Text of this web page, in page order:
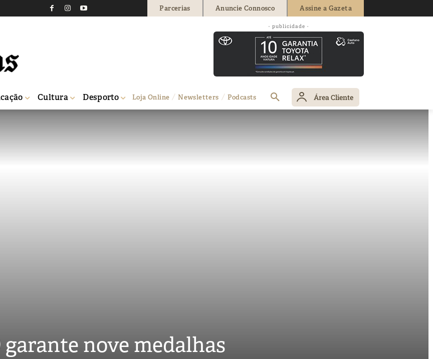
Parcerias Anuncie Connosco Assine a Gazeta
- publicidade -
Cultura Desporto Loja Online Newsletters Podcasts Área Cliente
nove medalhas